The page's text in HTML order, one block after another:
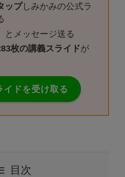
ップしみかみの公式ラ
とメッセージ送る
枚の講義スライドが
イドを受け取る
目次